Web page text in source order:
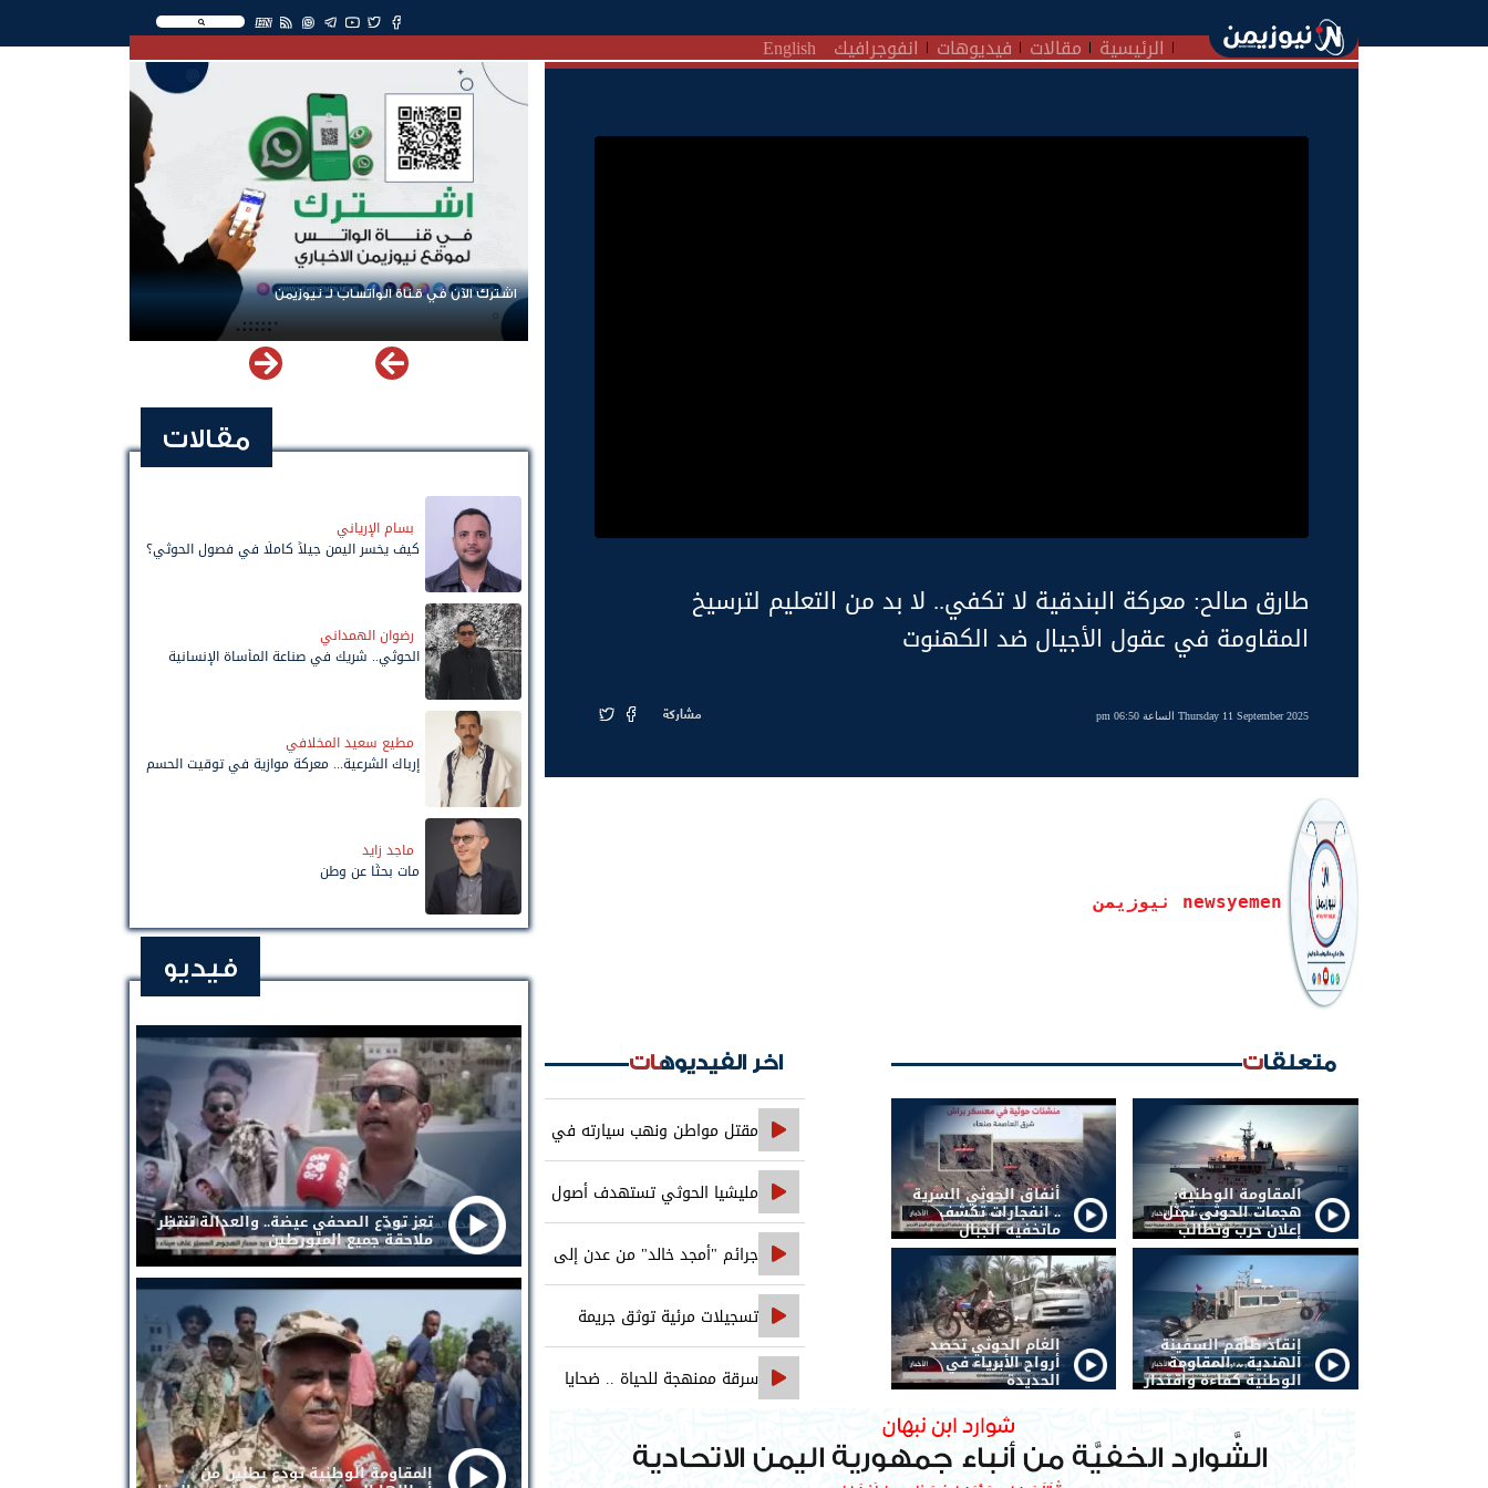
EN
الرئيسية مقالات فيديوهات انفوجرافيك English
طارق صالح: معركة البندقية لا تكفي.. لا بد من التعليم لترسيخ
المقاومة في عقول الأجيال ضد الكهنوت
Thursday 11 September 2025 الساعة 06:50 pm مشاركة
newsyemen نيوزيمن
متعلقات
المقاومة الوطنية:
هجمات الحوثي تمثل
إعلان حرب وتطالب
الشرعية بتحريك
الجبهات
أنفاق الحوثي السرية
.. انفجارات تكشف
ماتخفيه الجبال
إنقاذ طاقم السفينة
الهندية .. المقاومة
الوطنية كفاءة واقتدار
الغام الحوثي تحصد
أرواح الأبرياء في
الحديدة
اخر الفيديوهات
مقتل مواطن ونهب سيارته في
جريمة تقطع على خط العبر
مليشيا الحوثي تستهدف أصول
بنك الإنشاء والتعمير في صنعاء
جرائم "أمجد خالد" من عدن إلى
حضرموت..
تسجيلات مرئية توثق جريمة
اغتيال الصحفي محمد عيضه
سرقة ممنهجة للحياة .. ضحايا
اشترك الآن في قناة الواتساب لـ نيوزيمن
مقالات
بسام الإرياني
كيف يخسر اليمن جيلاً كاملًا في فصول الحوثي؟
رضوان الهمداني
الحوثي.. شريك في صناعة المأساة الإنسانية
مطيع سعيد المخلافي
إرباك الشرعية... معركة موازية في توقيت الحسم
ماجد زايد
مات بحثًا عن وطن
فيديو
تعز تودّع الصحفي عيضة.. والعدالة تنتظر
ملاحقة جميع المتورطين
المقاومة الوطنية تودع بطلين من